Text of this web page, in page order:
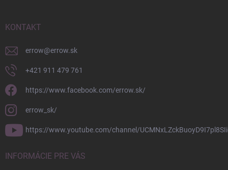
KONTAKT
errow@errow.sk
+421 911 479 761
https://www.facebook.com/errow.sk/
errow_sk/
https://www.youtube.com/channel/
INFORMÁCIE PRE VÁS